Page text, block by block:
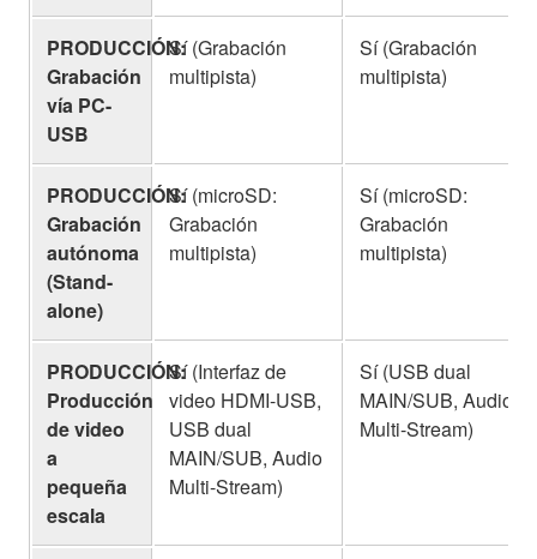
PRODUCCIÓN:
Grabación
vía PC-
USB
Sí (Grabación
multipista)
Sí (Grabación
multipista)
PRODUCCIÓN:
Grabación
autónoma
(Stand-
alone)
Sí (microSD:
Grabación
multipista)
Sí (microSD:
Grabación
multipista)
PRODUCCIÓN:
Producción
de video
a
pequeña
escala
Sí (Interfaz de
video HDMI-USB,
USB dual
MAIN/SUB, Audio
Multi-Stream)
Sí (USB dual
MAIN/SUB, Audio
Multi-Stream)